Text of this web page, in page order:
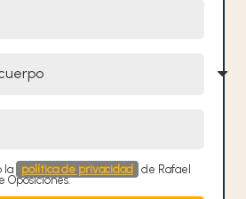
la política de privacidad
de Rafael
Oposiciones.